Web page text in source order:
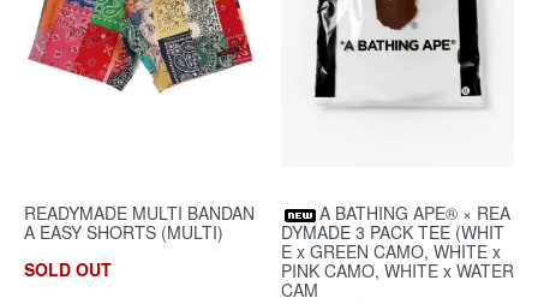
READYMADE MULTI BANDAN
A EASY SHORTS (MULTI)
SOLD OUT
A BATHING APE® × REA
DYMADE 3 PACK TEE (WHIT
E x GREEN CAMO, WHITE x
PINK CAMO, WHITE x WATER
CAM